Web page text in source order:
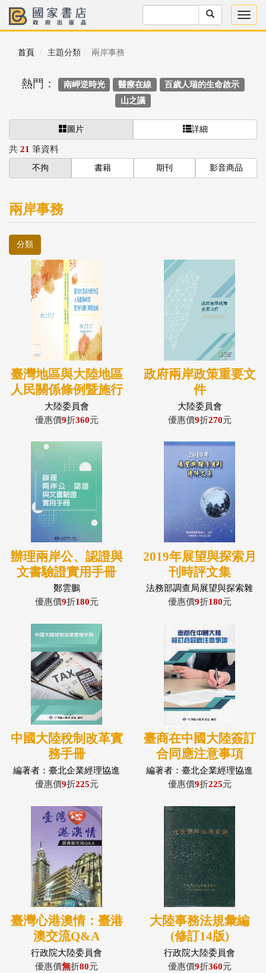
首頁 主題分類 兩岸事務
熱門： 南岬逆時光 醫療在線
百歲人瑞的生命啟示
山之議
圖片 詳細
共 21 筆資料
不拘 書籍 期刊 影音商品
兩岸事務
分類
臺灣地區與大陸地區
人民關係條例暨施行
細則解釋彙編(115年
5月版)
大陸委員會
優惠價9折360元
政府兩岸政策重要文
件
大陸委員會
優惠價9折270元
辦理兩岸公、認證與
文書驗證實用手冊
鄭雲鵬
優惠價9折180元
2019年展望與探索月
刊時評文集
法務部調查局展望與探索雜
誌社
優惠價9折180元
中國大陸稅制改革實
務手冊
編著者：臺北企業經理協進
會，作者：張聰德
優惠價9折225元
臺商在中國大陸簽訂
合同應注意事項
編著者：臺北企業經理協進
會，作者：姜志俊、蔡世明
優惠價9折225元
臺灣心港澳情：臺港
澳交流Q&A
行政院大陸委員會
優惠價無折80元
大陸事務法規彙編
(修訂14版)
行政院大陸委員會
優惠價9折360元